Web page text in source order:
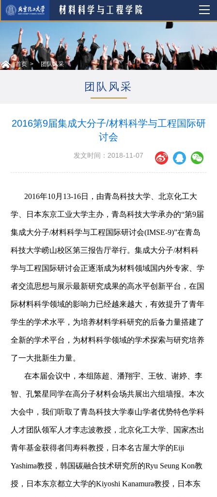
首页 团队风采
团队风采
2016第9届集成大分子/材料科学与工程国际研
讨会
发文时间：2018-11-07
2016年10月13-16日，由青岛科技大学、北京化工大
学、日本东京工业大学主办，青岛科技大学承办的“第9届
集成大分子/材料科学与工程国际研讨会(IMSE‐9)”在青岛
科技大学崂山校区第三报告厅举行。集成大分子/材料科
学与工程国际研讨会正逐渐成为材料领域国内外专家、学
者交流思想与展示最新研究成果的高水平创新平台，在国
际材料科学领域的影响力已经越来越大，有效提升了青年
学生的学术水平，为培养材料学科研究的后备力量搭建了
全新的学术平台，为材料科学领域的学术探索与研究培养
了一大批新生力量。
在本届会议中，本组陈超、潘翔宇、 王牧、谢婷、李
智、孔繁星同学在高分子材料会场共展出六组墙报。本次
大会中，我们听取了青岛科技大学泰山学者优势特色学科
人才团队领军人才李志波教授，北京化工大学、国家杰出
青年基金获得者闫寿科教授，日本名古屋大学的Eiji
Yashima教授，韩国碳融合技术研究所的Ryu Seung Kon教
授，日本东京都立大学的Kiyoshi Kanamura教授，日本东